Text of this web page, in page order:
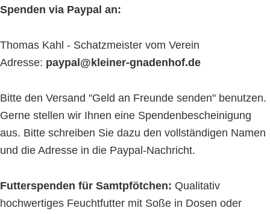
Spenden via Paypal an:
Thomas Kahl - Schatzmeister vom Verein
Adresse: paypal@kleiner-gnadenhof.de
Bitte den Versand "Geld an Freunde senden" benutzen.
Gerne stellen wir Ihnen eine Spendenbescheinigung
aus. Bitte schreiben Sie dazu den vollständigen Namen
und die Adresse in die Paypal-Nachricht.
Futterspenden für Samtpfötchen: Qualitativ
hochwertiges Feuchtfutter mit Soße in Dosen oder